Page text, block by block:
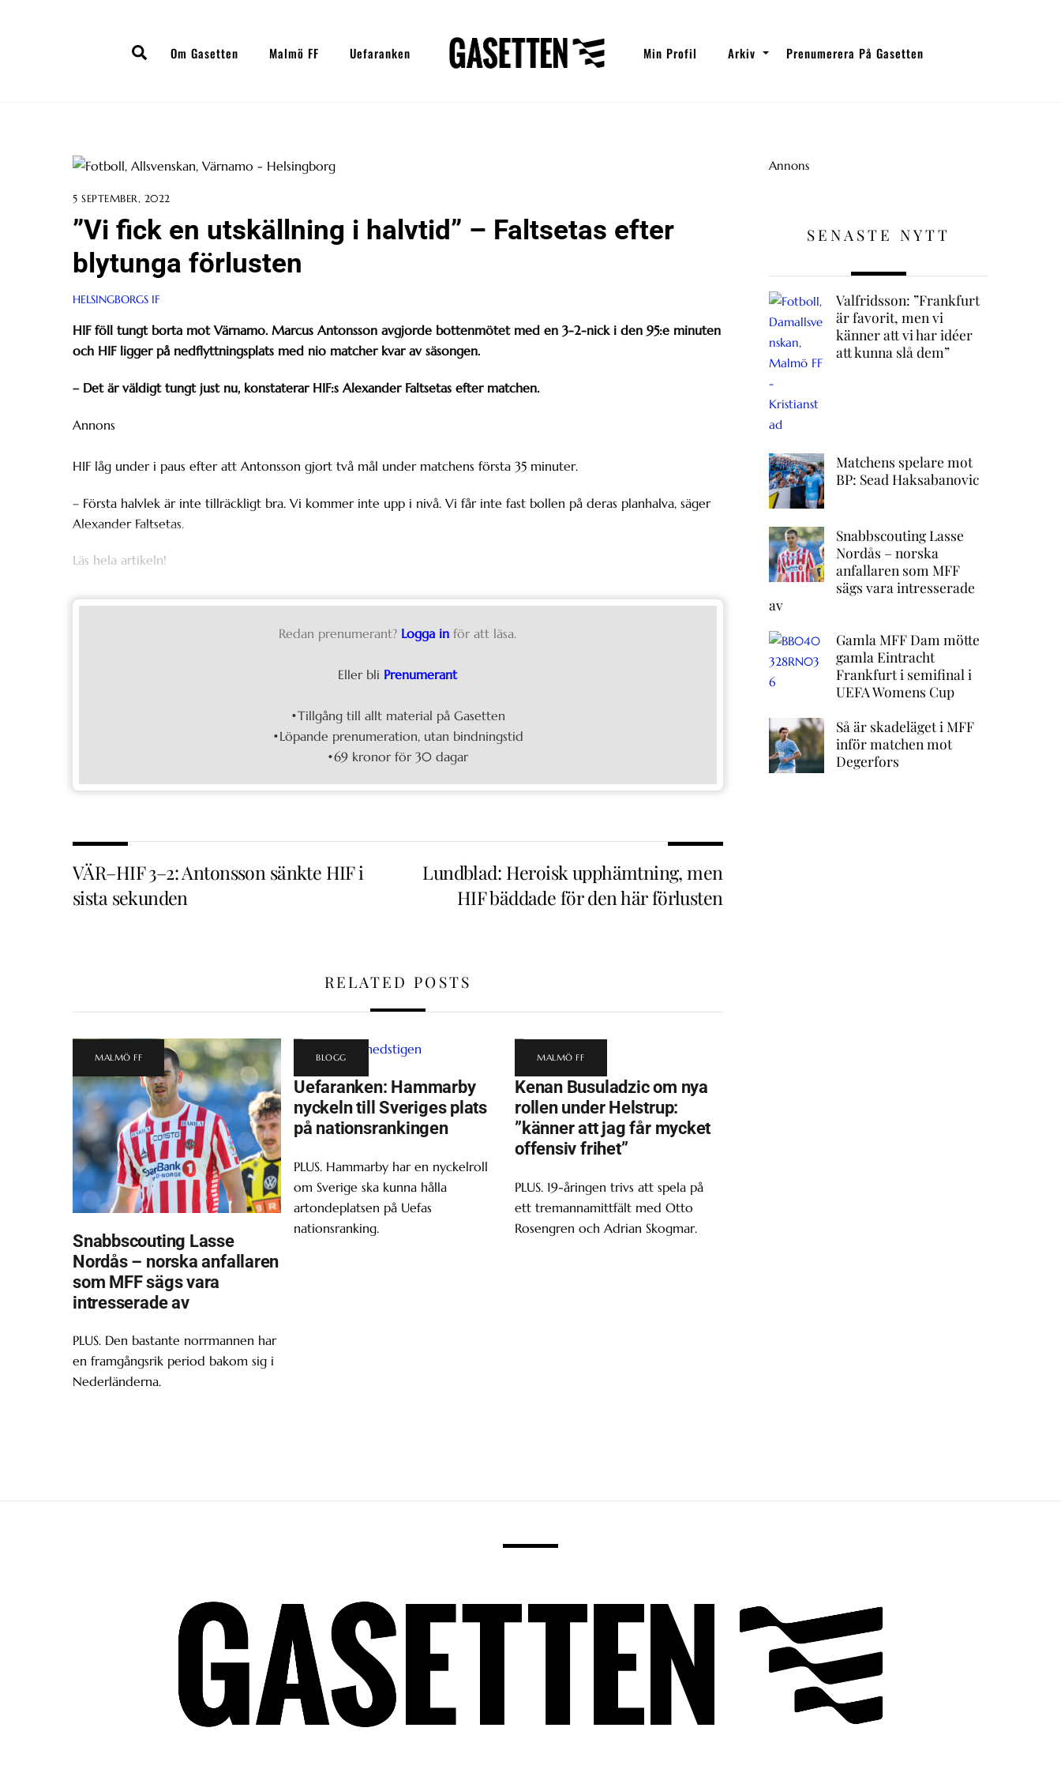
SearchOm Gasetten Malmö FF Uefaranken Min Profil Arkiv Prenumerera På Gasetten
5 SEPTEMBER, 2022
”Vi fick en utskällning i halvtid” – Faltsetas efter
blytunga förlusten
HELSINGBORGS IF
HIF föll tungt borta mot Värnamo. Marcus Antonsson avgjorde bottenmötet med en 3-2-nick i den 95:e minuten
och HIF ligger på nedflyttningsplats med nio matcher kvar av säsongen.
– Det är väldigt tungt just nu, konstaterar HIF:s Alexander Faltsetas efter matchen.
Annons
HIF låg under i paus efter att Antonsson gjort två mål under matchens första 35 minuter.
– Första halvlek är inte tillräckligt bra. Vi kommer inte upp i nivå. Vi får inte fast bollen på deras planhalva, säger
Alexander Faltsetas.
Läs hela artikeln!
Redan prenumerant? Logga in för att läsa.
Eller bli Prenumerant
•Tillgång till allt material på Gasetten
•Löpande prenumeration, utan bindningstid
•69 kronor för 30 dagar
VÄR–HIF 3–2: Antonsson sänkte HIF i
sista sekunden
Lundblad: Heroisk upphämtning, men
HIF bäddade för den här förlusten
RELATED POSTS
MALMÖ FF
Snabbscouting Lasse
Nordås – norska anfallaren
som MFF sägs vara
intresserade av
PLUS. Den bastante norrmannen har
en framgångsrik period bakom sig i
Nederländerna.
BLOGG
Uefaranken: Hammarby
nyckeln till Sveriges plats
på nationsrankingen
PLUS. Hammarby har en nyckelroll
om Sverige ska kunna hålla
artondeplatsen på Uefas
nationsranking.
MALMÖ FF
Kenan Busuladzic om nya
rollen under Helstrup:
”känner att jag får mycket
offensiv frihet”
PLUS. 19-åringen trivs att spela på
ett tremannamittfält med Otto
Rosengren och Adrian Skogmar.
Annons
SENASTE NYTT
Valfridsson: ”Frankfurt
är favorit, men vi
känner att vi har idéer
att kunna slå dem”
Matchens spelare mot
BP: Sead Haksabanovic
Snabbscouting Lasse
Nordås – norska
anfallaren som MFF
sägs vara intresserade
av
Gamla MFF Dam mötte
gamla Eintracht
Frankfurt i semifinal i
UEFA Womens Cup
Så är skadeläget i MFF
inför matchen mot
Degerfors